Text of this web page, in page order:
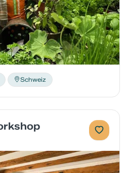
Schweiz